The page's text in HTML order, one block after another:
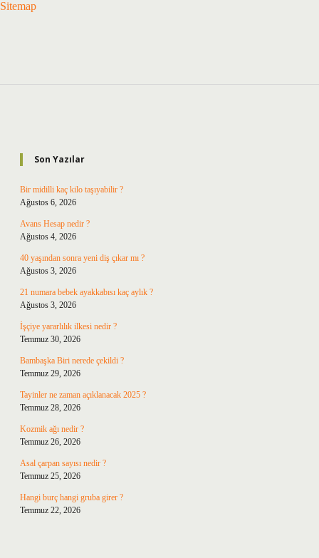
Sitemap
Son Yazılar
Bir midilli kaç kilo taşıyabilir ?
Ağustos 6, 2026
Avans Hesap nedir ?
Ağustos 4, 2026
40 yaşından sonra yeni diş çıkar mı ?
Ağustos 3, 2026
21 numara bebek ayakkabısı kaç aylık ?
Ağustos 3, 2026
İşçiye yararlılık ilkesi nedir ?
Temmuz 30, 2026
Bambaşka Biri nerede çekildi ?
Temmuz 29, 2026
Tayinler ne zaman açıklanacak 2025 ?
Temmuz 28, 2026
Kozmik ağı nedir ?
Temmuz 26, 2026
Asal çarpan sayısı nedir ?
Temmuz 25, 2026
Hangi burç hangi gruba girer ?
Temmuz 22, 2026